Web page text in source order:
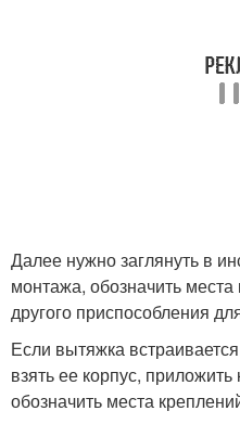
Далее нужно заглянуть в
монтажа, обозначить
другого приспособления
Если вытяжка
взять ее корпус,
обозначить места